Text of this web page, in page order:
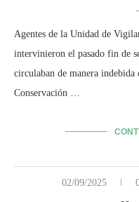
Agentes de la Unidad de
intervinieron el pasado fin de
circulaban de manera
Conservación …
02/09/2025